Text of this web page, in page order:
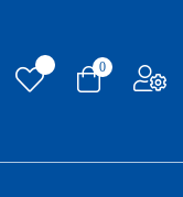
0